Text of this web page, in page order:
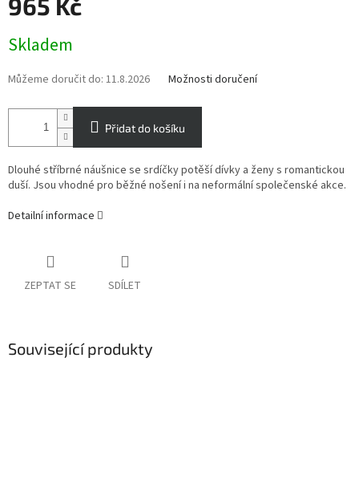
965 Kč
cena:
Skladem
Můžeme doručit do: 11.8.2026 Možnosti doručení
Přidat do košíku
Dlouhé stříbrné náušnice se srdíčky potěší dívky a ženy s romantickou
duší. Jsou vhodné pro běžné nošení i na neformální společenské akce.
Detailní informace
ZEPTAT SE SDÍLET
Související produkty